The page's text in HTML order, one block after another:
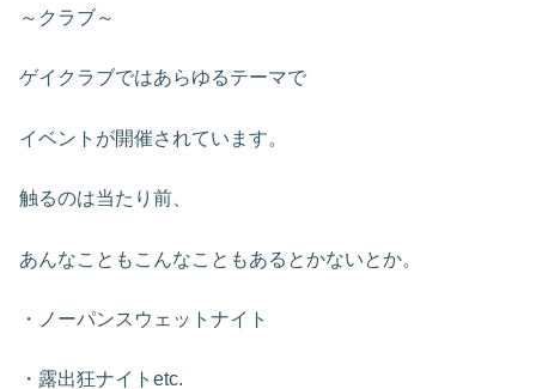
～クラブ～
ゲイクラブではあらゆるテーマで
イベントが開催されています。
触るのは当たり前、
あんなこともこんなこともあるとかないとか。
・ノーパンスウェットナイト
・露出狂ナイトetc.